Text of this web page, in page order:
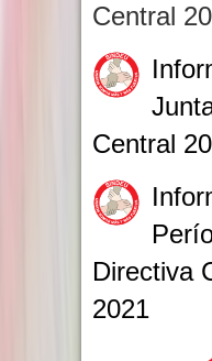
Central
Central
Directiva
2021